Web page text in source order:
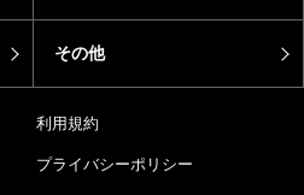
その他
利用規約
プライバシーポリシー